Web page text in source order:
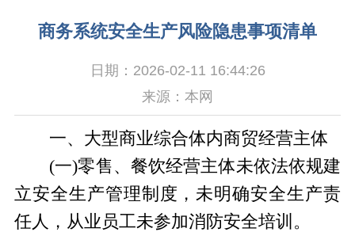
商务系统安全生产风险隐患事项清单
日期：2026-02-11 16:44:26
来源：本网
一、大型商业综合体内商贸经营主体
(一)零售、餐饮经营主体未依法依规建
立安全生产管理制度，未明确安全生产责
任人，从业员工未参加消防安全培训。